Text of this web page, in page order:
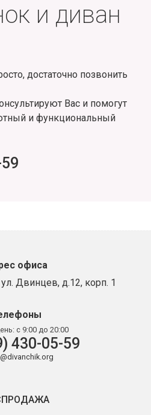
и диван
достаточно позвонить
Вас и помогут
и функциональный
офиса
Двинцев, д.12, корп. 1
с 9:00 до 20:00
430-05-59